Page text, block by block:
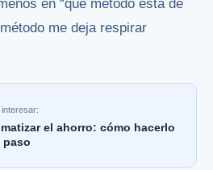
en “qué método está de
me deja respirar
el ahorro: cómo hacerlo
paso